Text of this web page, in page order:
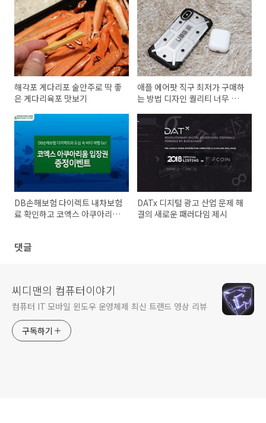
해각포 게다리포 술안주로 딱 좋
은 게다리육포 맛보기
애플 에어팟 직구 최저가 구매하
는 방법 디자인 퀄리티 너무 좋
DB손해보험 다이렉트 내차보험
료 확인하고 코엑스 아쿠아리움
DATx 디지털 광고 산업 문제 해
결의 새로운 패러다임 제시
댓글
씨디맨의 컴퓨터이야기
컴퓨터 IT 모바일 윈도우 운영체제 최신 트랜드 영상 리뷰
구독하기